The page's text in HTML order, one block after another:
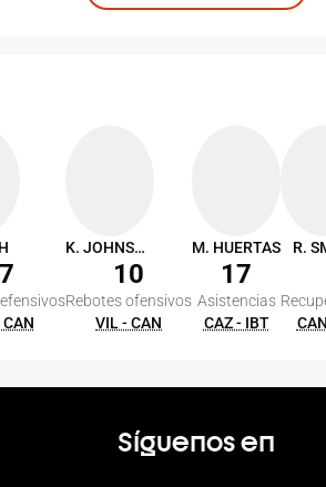
CAN
K. JOHNSON
10
Rebotes ofensivos
VIL - CAN
M. HUERTAS
17
Asistencias
CAZ - IBT
R.
Síguenos en